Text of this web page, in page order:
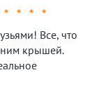
★ ★ ★ ★
Все, что
крышей.